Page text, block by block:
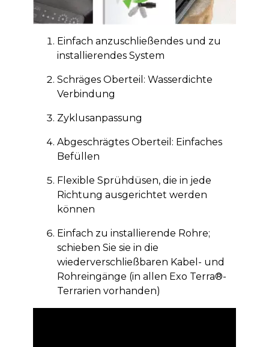
Einfach anzuschließendes und zu
installierendes System
Schräges Oberteil: Wasserdichte
Verbindung
Zyklusanpassung
Abgeschrägtes Oberteil: Einfaches
Befüllen
Flexible Sprühdüsen, die in jede
Richtung ausgerichtet werden
können
Einfach zu installierende Rohre;
schieben Sie sie in die
wiederverschließbaren Kabel- und
Rohreingänge (in allen Exo Terra®-
Terrarien vorhanden)